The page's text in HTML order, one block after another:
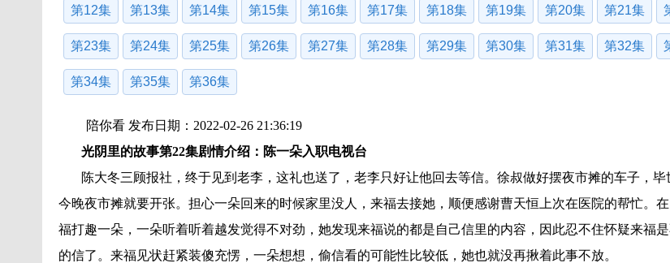
第12集 第13集 第14集 第15集 第16集 第17集 第18集 第19集 第20集 第21集
第23集 第24集 第25集 第26集 第27集 第28集 第29集 第30集 第31集 第32集
第34集 第35集 第36集
陪你看 发布日期：2022-02-26 21:36:19
光阴里的故事第22集剧情介绍：陈一朵入职电视台
陈大冬三顾报社，终于见到老李，这礼也送了，老李只好让他回去等信。徐叔做好摆夜市摊的车子，毕
今晚夜市摊就要开张。担心一朵回来的时候家里没人，来福去接她，顺便感谢曹天恒上次在医院的帮忙。
福打趣一朵，一朵听着听着越发觉得不对劲，她发现来福说的都是自己信里的内容，因此忍不住怀疑来福
的信了。来福见状赶紧装傻充愣，一朵想想，偷信看的可能性比较低，她也就没再揪着此事不放。